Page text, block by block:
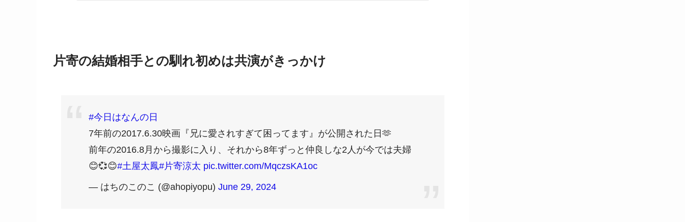
片寄の結婚相手との馴れ初めは共演がきっかけ
#今日はなんの日
7年前の2017.6.30映画『兄に愛されすぎて困ってます』が公開された日🫶
前年の2016.8月から撮影に入り、それから8年ずっと仲良しな2人が今では夫婦
😊💞😊#土屋太鳳#片寄涼太 pic.twitter.com/MqczsKA1oc
— はちのこのこ (@ahopiyopu) June 29, 2024